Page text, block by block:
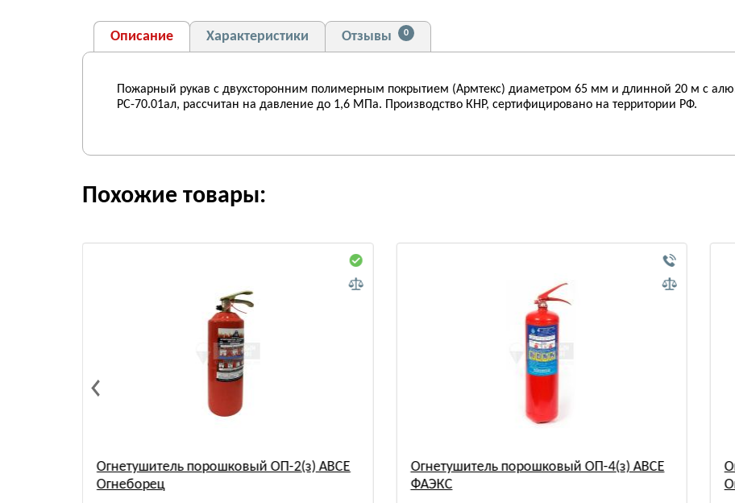
Описание Характеристики Отзывы 0
Пожарный рукав с двухсторонним полимерным покрытием (Армтекс) диаметром 65 мм и длинной 20 м с
РС-70.01ал, рассчитан на давление до 1,6 МПа. Производство КНР, сертифицировано на территории РФ.
Похожие товары:
Огнетушитель порошковый ОП-2(з) АВСЕ
Огнеборец
Огнетушитель порошковый ОП-4(з) АВСЕ
ФАЭКС